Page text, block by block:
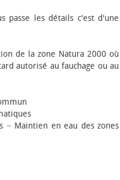
passe les détails c'est d'une
de la zone Natura 2000 où
autorisé au fauchage ou au
− Maintien en eau des zones